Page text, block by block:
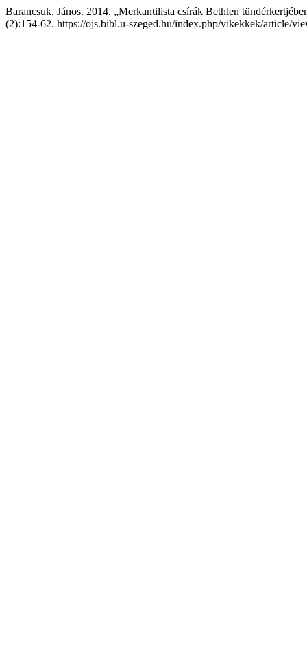
Barancsuk, János. 2014. „Merkantilista csírák Bethlen
(2):154-62. https://ojs.bibl.u-szeged.hu/index.php/vikekkek/article/